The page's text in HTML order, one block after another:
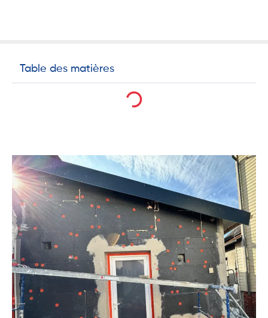
Table des matières